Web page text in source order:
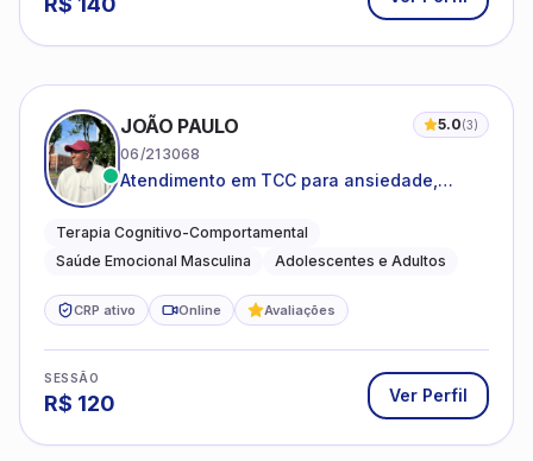
JOÃO PAULO 5.0(3)
06/213068
Atendimento em TCC para ansiedade,
emocional
Terapia Cognitivo-Comportamental
Saúde Emocional Masculina
Adolescentes e Adultos
CRP ativo Online Avaliações
SESSÃO
R$ 120 Ver Perfil